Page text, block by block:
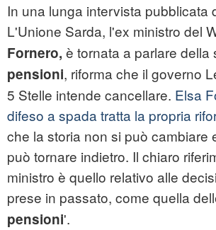
In una lunga intervista pubblicata
L'Unione Sarda, l'ex ministro del
Fornero, è tornata a parlare della
pensioni, riforma che il governo
5 Stelle intende cancellare. Elsa
difeso a spada tratta la propria
che la storia non si può cambiare
può tornare indietro. Il chiaro
ministro è quello relativo alle
prese in passato, come quella
pensioni'.